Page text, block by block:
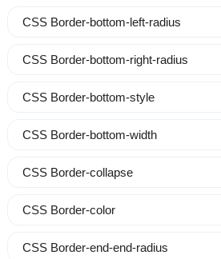
CSS Border-bottom-left-radius
CSS Border-bottom-right-radius
CSS Border-bottom-style
CSS Border-bottom-width
CSS Border-collapse
CSS Border-color
CSS Border-end-end-radius